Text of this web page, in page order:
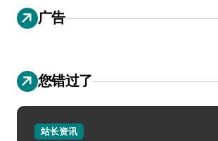
广告
您错过了
站长资讯